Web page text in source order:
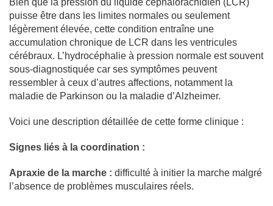
Bien que la pression du liquide céphalorachidien (LCR)
puisse être dans les limites normales ou seulement
légèrement élevée, cette condition entraîne une
accumulation chronique de LCR dans les ventricules
cérébraux. L’hydrocéphalie à pression normale est souvent
sous-diagnostiquée car ses symptômes peuvent
ressembler à ceux d’autres affections, notamment la
maladie de Parkinson ou la maladie d’Alzheimer.
Voici une description détaillée de cette forme clinique :
Signes liés à la coordination :
Apraxie de la marche : difficulté à initier la marche malgré
l’absence de problèmes musculaires réels.